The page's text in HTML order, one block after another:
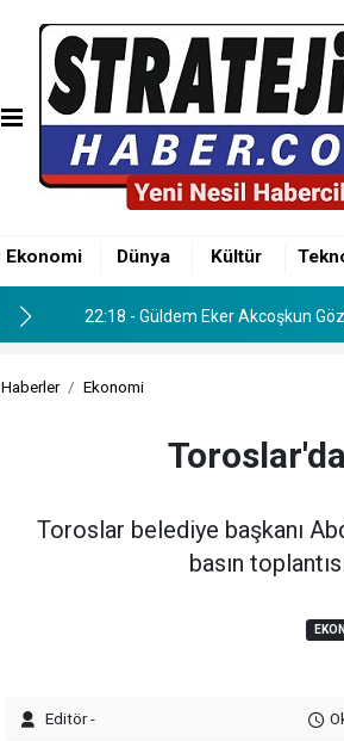
Ekonomi Dünya Kültür
22:18 - Güldem Eker Akcoşkun
01:12 - Söker ve Göçer Ailelerinin
Haberler Ekonomi
Toroslar belediye başkanı
basın
Editör -